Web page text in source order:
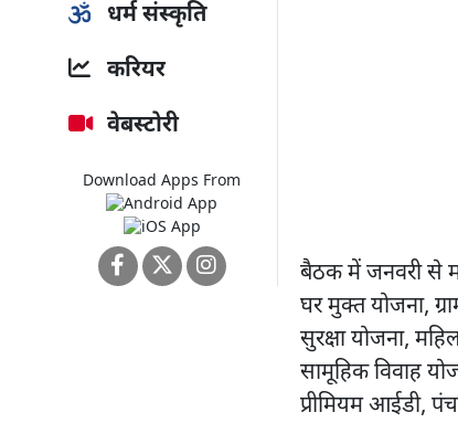
धर्म संस्कृति
करियर
वेबस्टोरी
Download Apps From
बैठक में जनवरी से मई
घर मुक्त योजना,
सुरक्षा योजना,
सामूहिक विवाह
प्रीमियम आईडी,